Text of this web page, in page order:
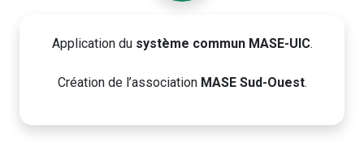
Application du système commun MASE-UIC.
Création de l’association MASE Sud-Ouest.